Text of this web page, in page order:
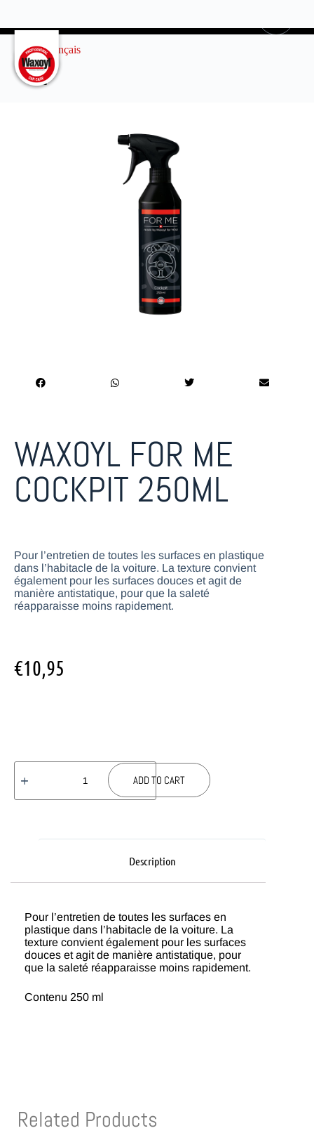
Français
WAXOYL FOR ME
COCKPIT 250ML
Pour l’entretien de toutes les surfaces en plastique
dans l’habitacle de la voiture. La texture convient
également pour les surfaces douces et agit de
manière antistatique, pour que la saleté
réapparaisse moins rapidement.
€10,95
ADD TO CART
Description
Pour l’entretien de toutes les surfaces en
plastique dans l’habitacle de la voiture. La
texture convient également pour les surfaces
douces et agit de manière antistatique, pour
que la saleté réapparaisse moins rapidement.
Contenu 250 ml
Related Products